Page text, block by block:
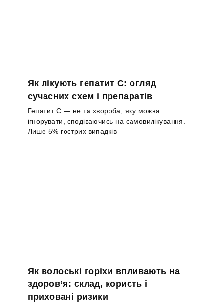
Як лікують гепатит С: огляд
сучасних схем і препаратів
Гепатит С — не та хвороба, яку можна
ігнорувати, сподіваючись на самовилікування.
Лише 5% гострих випадків
Як волоські горіхи впливають на
здоров’я: склад, користь і
приховані ризики